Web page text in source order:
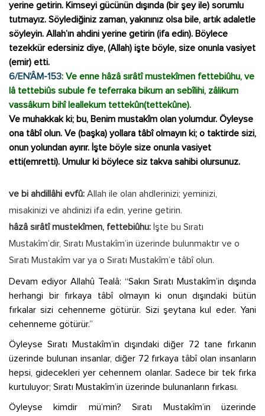
yerine getirin. Kimseyi gücünün dışında (bir şey ile) sorumlu
tutmayız. Söylediğiniz zaman, yakınınız olsa bile, artık adaletle
söyleyin. Allah’ın ahdini yerine getirin (ifa edin). Böylece
tezekkür edersiniz diye, (Allah) işte böyle, size onunla vasiyet
(emir) etti.
6/EN'ÂM-153: Ve enne hâzâ sırâtî mustekîmen fettebiûhu, ve
lâ tettebiûs subule fe teferraka bikum an sebîlihi, zâlikum
vassâkum bihî leallekum tettekûn(tettekûne).
Ve muhakkak ki; bu, Benim mustakîm olan yolumdur. Öyleyse
ona tâbî olun. Ve (başka) yollara tâbî olmayın ki; o taktirde sizi,
onun yolundan ayırır. İşte böyle size onunla vasiyet
etti(emretti). Umulur ki böylece siz takva sahibi olursunuz.
ve bi ahdillâhi evfû: Allah ile olan ahdlerinizi; yeminizi,
misakinizi ve ahdinizi ifa edin, yerine getirin.
hâzâ sırâtî mustekîmen, fettebiûhu: İşte bu Sıratı
Mustakîm’dir, Sıratı Mustakîm’in üzerinde bulunmaktır ve o
Sıratı Mustakîm var ya o Sıratı Mustakîm’e tâbî olun.
Devam ediyor Allahû Tealâ: “Sakın Sıratı Mustakîm’in dışında
herhangi bir fırkaya tâbî olmayın ki onun dışındaki bütün
fırkalar sizi cehenneme götürür. Sizi şeytana kul eder. Yani
cehenneme götürür.”
Öyleyse Sıratı Mustakîm’in dışındaki diğer 72 tane fırkanın
üzerinde bulunan insanlar, diğer 72 fırkaya tâbî olan insanların
hepsi, gidecekleri yer cehennem olanlar. Sadece bir tek fırka
kurtuluyor; Sıratı Mustakîm’in üzerinde bulunanların fırkası.
Öyleyse kimdir mü’min? Sıratı Mustakîm’in üzerinde